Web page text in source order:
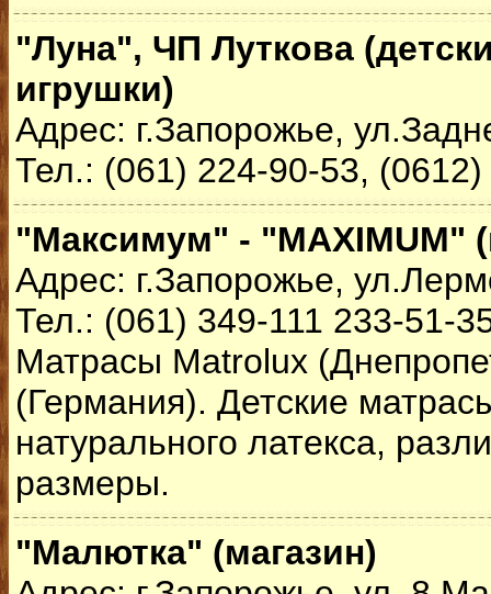
"Луна", ЧП Луткова
игрушки)
Адрес: г.Запорожье,
Тел.: (061) 224-90-53,
"Максимум" - "MAXIMUM"
Адрес: г.Запорожье,
Тел.: (061) 349-111 233-51-
Матрасы Matrolux
(Германия). Детские
натурального латекса,
размеры.
"Малютка" (магазин)